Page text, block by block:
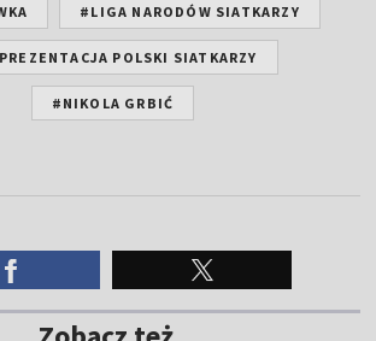
#LIGA NARODÓW SIATKARZY
POLSKI SIATKARZY
#NIKOLA GRBIĆ